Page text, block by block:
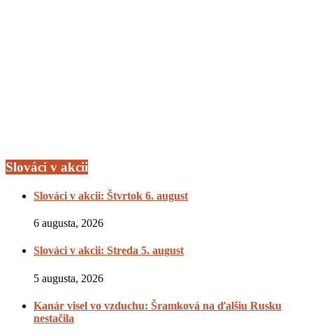
Slováci v akcii
Slováci v akcii: Štvrtok 6. august
6 augusta, 2026
Slováci v akcii: Streda 5. august
5 augusta, 2026
Kanár visel vo vzduchu: Šramková na ďalšiu Rusku
nestačila